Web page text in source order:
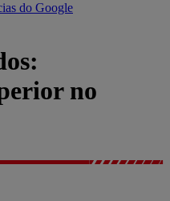
do Google
no